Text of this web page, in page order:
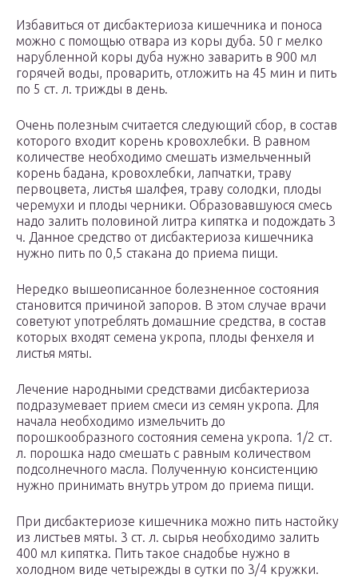
Избавиться от дисбактериоза кишечника и поноса
можно с помощью отвара из коры дуба. 50 г мелко
нарубленной коры дуба нужно заварить в 900 мл
горячей воды, проварить, отложить на 45 мин и пить
по 5 ст. л. трижды в день.
Очень полезным считается следующий сбор, в состав
которого входит корень кровохлебки. В равном
количестве необходимо смешать измельченный
корень бадана, кровохлебки, лапчатки, траву
первоцвета, листья шалфея, траву солодки, плоды
черемухи и плоды черники. Образовавшуюся смесь
надо залить половиной литра кипятка и подождать 3
ч. Данное средство от дисбактериоза кишечника
нужно пить по 0,5 стакана до приема пищи.
Нередко вышеописанное болезненное состояния
становится причиной запоров. В этом случае врачи
советуют употреблять домашние средства, в состав
которых входят семена укропа, плоды фенхеля и
листья мяты.
Лечение народными средствами дисбактериоза
подразумевает прием смеси из семян укропа. Для
начала необходимо измельчить до
порошкообразного состояния семена укропа. 1/2 ст.
л. порошка надо смешать с равным количеством
подсолнечного масла. Полученную консистенцию
нужно принимать внутрь утром до приема пищи.
При дисбактериозе кишечника можно пить настойку
из листьев мяты. 3 ст. л. сырья необходимо залить
400 мл кипятка. Пить такое снадобье нужно в
холодном виде четырежды в сутки по 3/4 кружки.